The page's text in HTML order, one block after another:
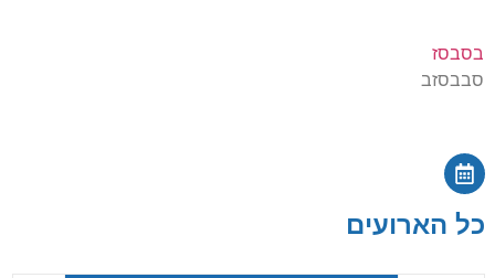
בסבסז
סבבסזב
כל הארועים